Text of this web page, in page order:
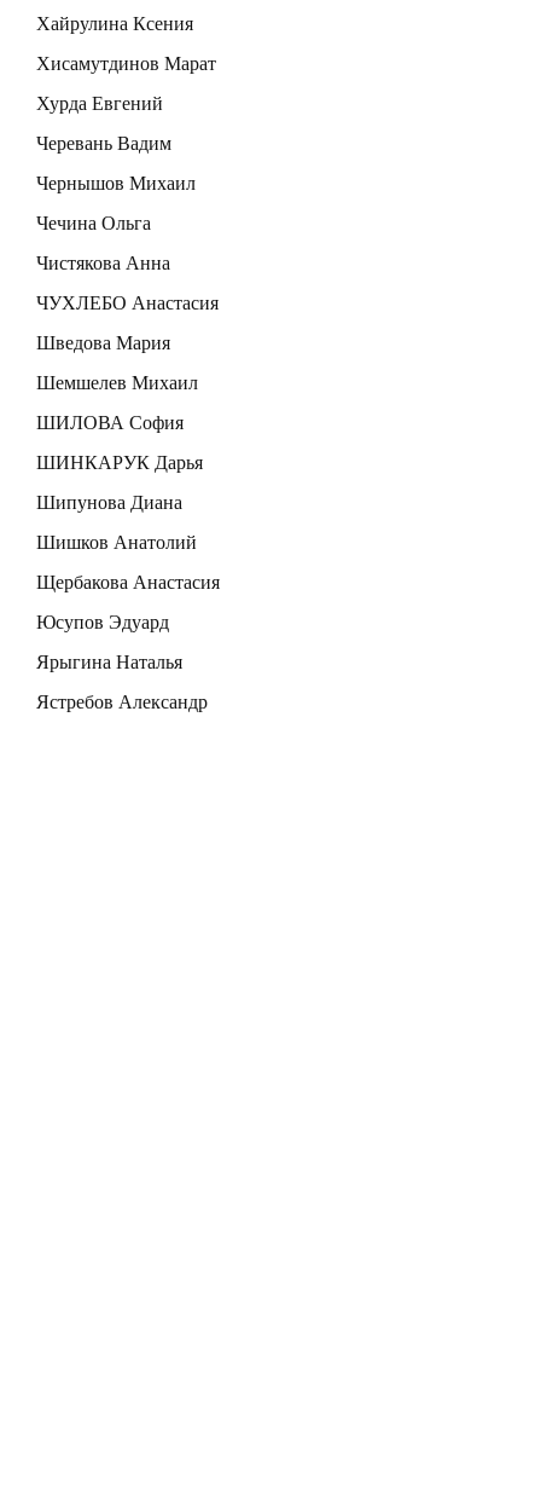
Хайрулина Ксения
Хисамутдинов Марат
Хурда Евгений
Черевань Вадим
Чернышов Михаил
Чечина Ольга
Чистякова Анна
ЧУХЛЕБО Анастасия
Шведова Мария
Шемшелев Михаил
ШИЛОВА София
ШИНКАРУК Дарья
Шипунова Диана
Шишков Анатолий
Щербакова Анастасия
Юсупов Эдуард
Ярыгина Наталья
Ястребов Александр